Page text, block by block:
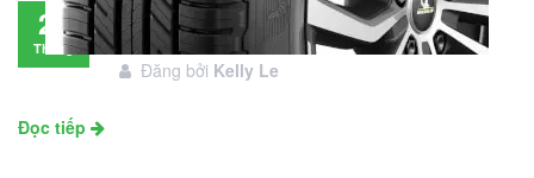
28
Tháng
Đánh giá lốp Michelin Primacy SUV: Đáng
đầu tư không?
Đăng bởi Kelly Le
Đọc tiếp